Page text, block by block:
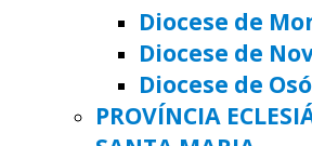
Diocese de
Diocese de
Diocese de
PROVÍNCIA